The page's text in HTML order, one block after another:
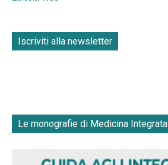
Iscriviti alla newsletter
Le monografie di Medicina Integrata